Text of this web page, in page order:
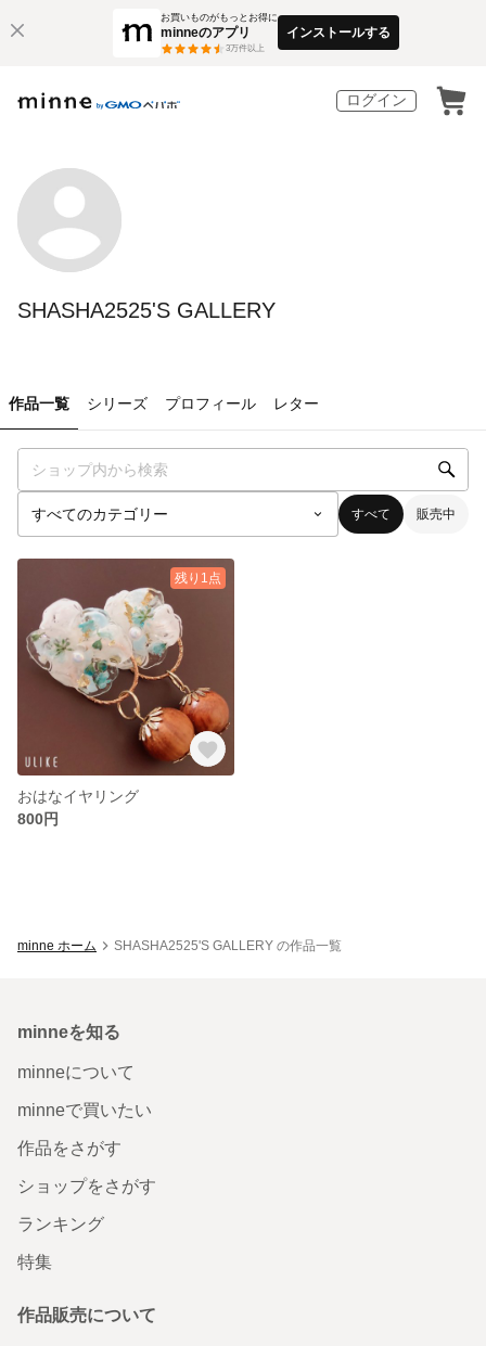
お買いものがもっとお得に
minneのアプリ
3万件以上
インストールする
ログイン
SHASHA2525'S GALLERY
作品一覧 シリーズ プロフィール レター
すべて 販売中
残り1点
おはなイヤリング
800円
minne ホーム SHASHA2525'S GALLERY の作品一覧
minneを知る
minneについて
minneで買いたい
作品をさがす
ショップをさがす
ランキング
特集
作品販売について